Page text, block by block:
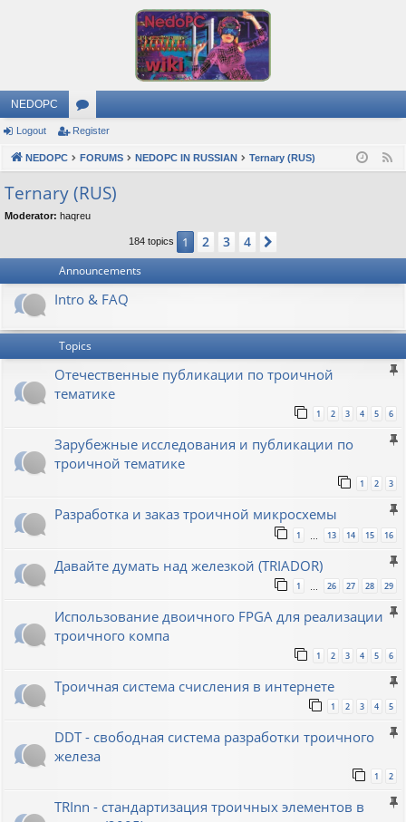
NEDOPC
or
u
m
s
Logout Register
NEDOPC FORUMS NEDOPC IN RUSSIAN Ternary (RUS)
Ternary (RUS)
Moderator: haqreu
184 topics 1 2 3 4
Announcements
Intro & FAQ
Topics
Отечественные публикации по троичной
тематике
1 2 3 4 5 6
Зарубежные исследования и публикации по
троичной тематике
1 2 3
Разработка и заказ троичной микросхемы
1 13 14 15 16
Давайте думать над железкой (TRIADOR)
1 26 27 28 29
Использование двоичного FPGA для реализации
троичного компа
1 2 3 4 5 6
Троичная система счисления в интернете
1 2 3 4 5
DDT - свободная система разработки троичного
железа
1 2
TRInn - стандартизация троичных элементов в